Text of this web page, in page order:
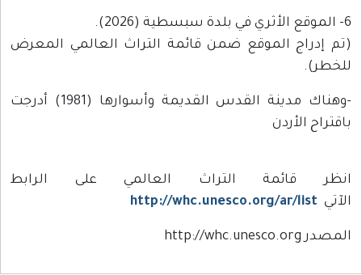
6- الموقع الأثري في بلدة سبسطية (2026).
(تم إدراج الموقع ضمن قائمة التراث العالمي المعرض
للخطر).
-وهناك مدينة القدس القديمة وأسوارها (1981) أدرجت
باقتراح الأردن
انظر قائمة التراث العالمي على الرابط
الآتي
المصدر http://whc.unesco.org